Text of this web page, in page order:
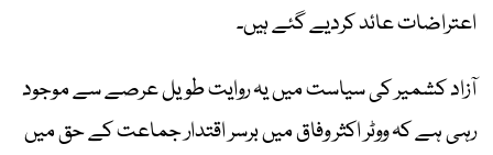
اعتراضات عائد کردیے گئے ہیں۔
آزاد کشمیر کی سیاست میں یہ روایت طویل عرصے سے موجود
رہی ہے کہ ووٹر اکثر وفاق میں برسر اقتدار جماعت کے حق میں